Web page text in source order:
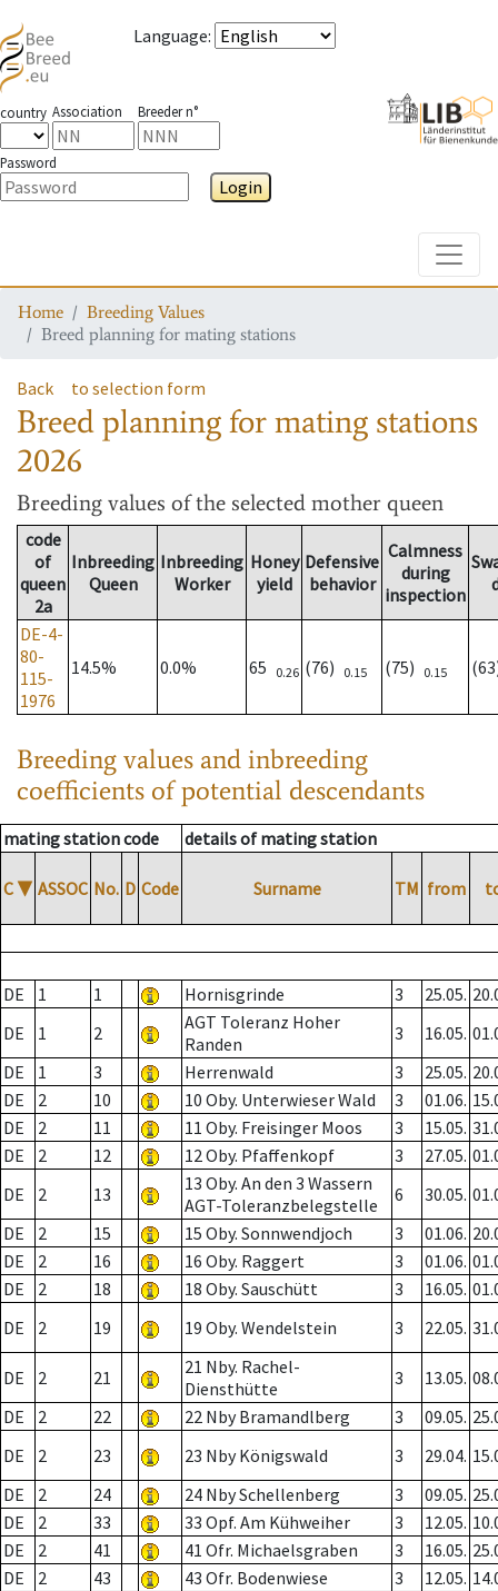
Language:
country Association Breeder n°
Password
Login
Home
Breeding Values
Breed planning for mating stations
Back to selection form
Breed planning for mating stations
2026
Breeding values of the selected mother queen
code
of
queen
2a
Inbreeding
Queen
Inbreeding
Worker
Honey
yield
Defensive
behavior
Calmness
during
inspection
DE-4-
80-
115-
1976
14.5% 0.0% 65 0.26 (76) 0.15 (75) 0.15
Breeding values and inbreeding
coefficients of potential descendants
mating station code details of mating station
C ▼ ASSOC No. D Code Surname TM from
DE 1 1 Hornisgrinde 3 25.05.
DE
1 2
AGT Toleranz Hoher
Randen
3 16.05.
DE
1 3 Herrenwald 3 25.05.
DE
2 10 10 Oby. Unterwieser Wald 3 01.06.
DE
2 11 11 Oby. Freisinger Moos 3 15.05.
DE
2 12 12 Oby. Pfaffenkopf 3 27.05.
DE
2 13
13 Oby. An den 3 Wassern
AGT-Toleranzbelegstelle
6 30.05.
DE
2 15 15 Oby. Sonnwendjoch 3 01.06.
DE
2 16 16 Oby. Raggert 3 01.06.
DE
2 18 18 Oby. Sauschütt 3 16.05.
DE
2 19 19 Oby. Wendelstein 3 22.05.
DE 2 21
21 Nby. Rachel-
Diensthütte
3 13.05.
DE
2 22 22 Nby Bramandlberg 3 09.05.
DE
2 23 23 Nby Königswald 3 29.04.
DE
2 24 24 Nby Schellenberg 3 09.05.
DE
2 33 33 Opf. Am Kühweiher 3 12.05.
DE
2 41 41 Ofr. Michaelsgraben 3 16.05.
DE
2 43 43 Ofr. Bodenwiese 3 12.05.